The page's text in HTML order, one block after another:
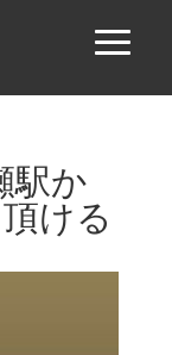
駅か
ける